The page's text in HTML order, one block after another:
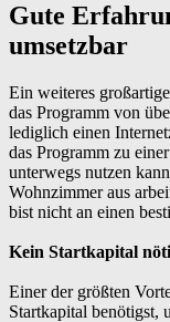
Gute
umsetzbar
Ein weiteres
das Programm von
lediglich einen
das Programm zu
unterwegs nutzen
Wohnzimmer aus
bist nicht an einen
Kein Startkapital
Einer der größten
Startkapital benötigst,